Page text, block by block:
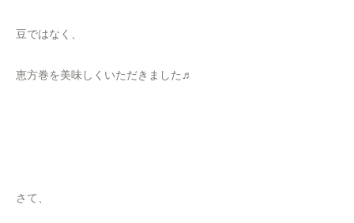
豆ではなく、
恵方巻を美味しくいただきました♬
さて、